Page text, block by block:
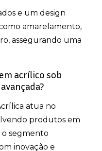
e um design
amarelamento,
assegurando uma
acrílico sob
atua no
produtos em
o segmento
inovação e